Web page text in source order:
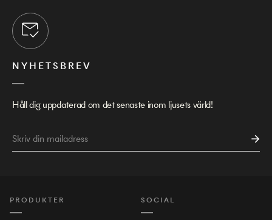
NYHETSBREV
Håll dig uppdaterad om det senaste inom ljusets värld!
PRODUKTER SOCIAL